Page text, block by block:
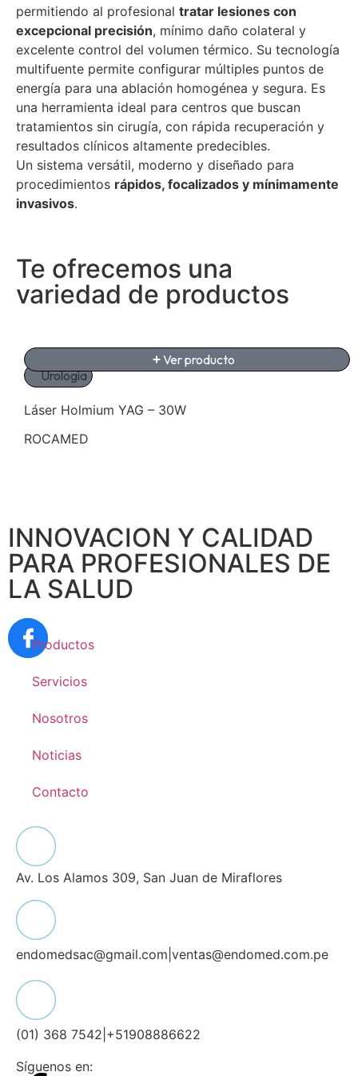
permitiendo al profesional tratar lesiones con
excepcional precisión, mínimo daño colateral y
excelente control del volumen térmico. Su tecnología
multifuente permite configurar múltiples puntos de
energía para una ablación homogénea y segura. Es
una herramienta ideal para centros que buscan
tratamientos sin cirugía, con rápida recuperación y
resultados clínicos altamente predecibles.
Un sistema versátil, moderno y diseñado para
procedimientos rápidos, focalizados y mínimamente
invasivos.
Te ofrecemos una
variedad de productos
Urología
Láser Holmium YAG – 30W
ROCAMED
Ver producto
INNOVACION Y CALIDAD
PARA PROFESIONALES DE
LA SALUD
Productos
Servicios
Nosotros
Noticias
Contacto
Av. Los Alamos 309, San Juan de Miraflores
endomedsac@gmail.com ventas@endomed.com.pe
(01) 368 7542 +51908886622
Síguenos en: